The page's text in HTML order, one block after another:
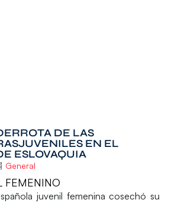
DE LAS
EN EL
ESLOVAQUIA
General
FEMENINO
juvenil femenina cosechó su